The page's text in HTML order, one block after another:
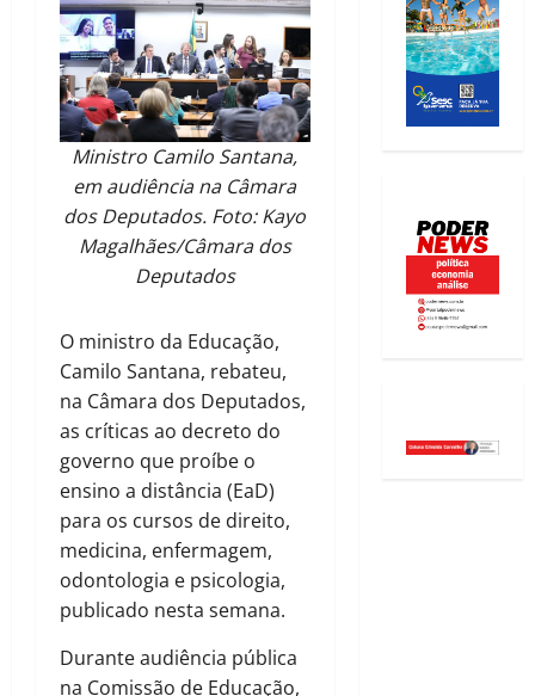
Ministro Camilo Santana,
em audiência na Câmara
dos Deputados. Foto: Kayo
Magalhães/Câmara dos
Deputados
O ministro da Educação,
Camilo Santana, rebateu,
na Câmara dos Deputados,
as críticas ao decreto do
governo que proíbe o
ensino a distância (EaD)
para os cursos de direito,
medicina, enfermagem,
odontologia e psicologia,
publicado nesta semana.
Durante audiência pública
na Comissão de Educação,